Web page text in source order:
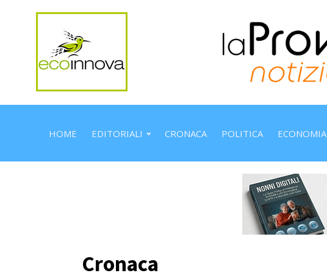
HOME EDITORIALI CRONACA POLITICA ECONOMIA
Cronaca